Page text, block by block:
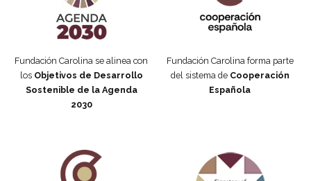
Fundación Carolina se alinea con
los Objetivos de Desarrollo
Sostenible de la Agenda
2030
Fundación Carolina forma parte
del sistema de Cooperación
Española